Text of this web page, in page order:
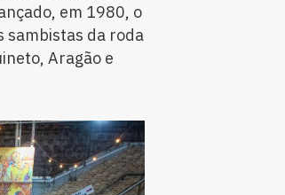
em 1980, o
sambistas da roda
Aragão e